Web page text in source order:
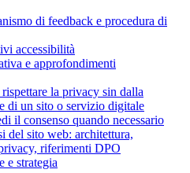
di feedback e procedura di
accessibilità
e approfondimenti
la privacy sin dalla
di un sito o servizio digitale
il consenso quando necessario
del sito web: architettura,
riferimenti DPO
e strategia